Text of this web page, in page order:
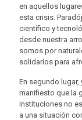
en aquellos
esta crisis.
científico y
desde nuestra
somos por
solidarios para
En segundo
manifiesto que la
instituciones no
a una situación